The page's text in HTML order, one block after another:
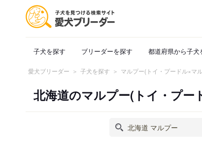
子犬を探す ブリーダーを探す 都道府県から子犬
愛犬ブリーダー 子犬を探す マルプー(トイ・プードル×マ
北海道のマルプー(トイ・プ